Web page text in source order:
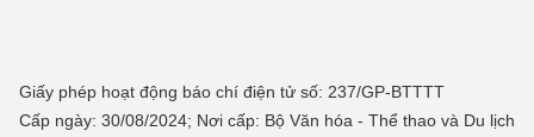
Giấy phép hoạt động báo chí điện tử số: 237/GP-BTTTT
Cấp ngày: 30/08/2024; Nơi cấp: Bộ Văn hóa - Thể thao và Du lịch